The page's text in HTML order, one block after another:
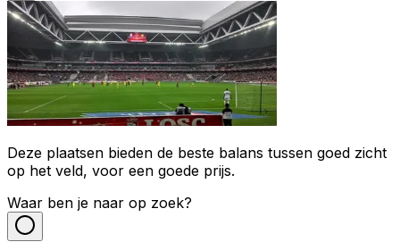
Deze plaatsen bieden de beste balans tussen goed zicht
op het veld, voor een goede prijs.
Waar ben je naar op zoek?